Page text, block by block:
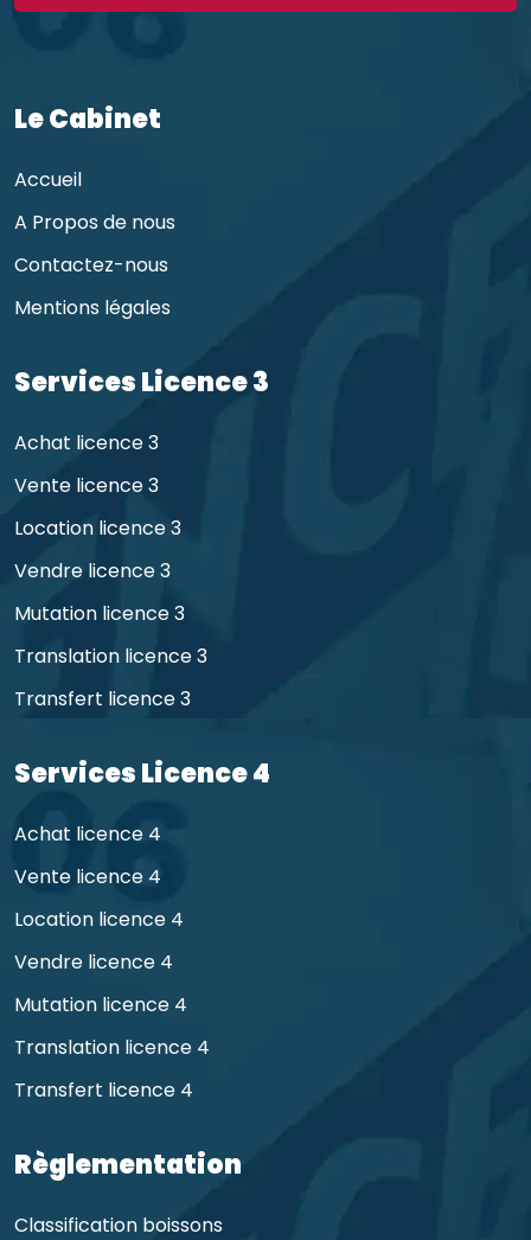
Le Cabinet
Accueil
A Propos de nous
Contactez-nous
Mentions légales
Services Licence 3
Achat licence 3
Vente licence 3
Location licence 3
Vendre licence 3
Mutation licence 3
Translation licence 3
Transfert licence 3
Services Licence 4
Achat licence 4
Vente licence 4
Location licence 4
Vendre licence 4
Mutation licence 4
Translation licence 4
Transfert licence 4
Règlementation
Classification boissons